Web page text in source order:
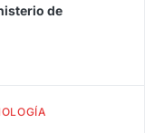
de